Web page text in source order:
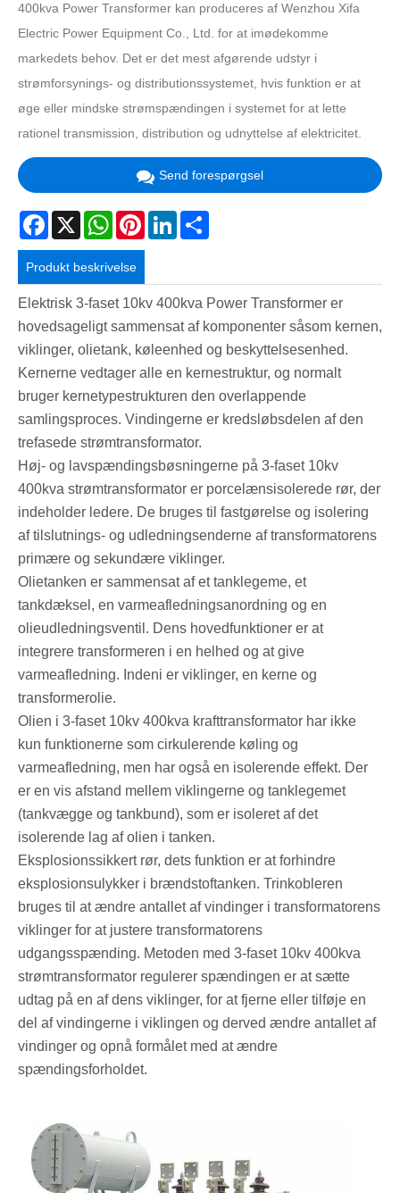
400kva Power Transformer kan produceres af Wenzhou Xifa
Electric Power Equipment Co., Ltd. for at imødekomme
markedets behov. Det er det mest afgørende udstyr i
strømforsynings- og distributionssystemet, hvis funktion er at
øge eller mindske strømspændingen i systemet for at lette
rationel transmission, distribution og udnyttelse af elektricitet.
Send forespørgsel
Facebook
X WhatsAppPinterestLinkedIn
Produkt beskrivelse
Elektrisk 3-faset 10kv 400kva Power Transformer er
hovedsageligt sammensat af komponenter såsom kernen,
viklinger, olietank, køleenhed og beskyttelsesenhed.
Kernerne vedtager alle en kernestruktur, og normalt
bruger kernetypestrukturen den overlappende
samlingsproces. Vindingerne er kredsløbsdelen af ​​den
trefasede strømtransformator.
Høj- og lavspændingsbøsningerne på 3-faset 10kv
400kva strømtransformator er porcelænsisolerede rør, der
indeholder ledere. De bruges til fastgørelse og isolering
af tilslutnings- og udledningsenderne af transformatorens
primære og sekundære viklinger.
Olietanken er sammensat af et tanklegeme, et
tankdæksel, en varmeafledningsanordning og en
olieudledningsventil. Dens hovedfunktioner er at
integrere transformeren i en helhed og at give
varmeafledning. Indeni er viklinger, en kerne og
transformerolie.
Olien i 3-faset 10kv 400kva krafttransformator har ikke
kun funktionerne som cirkulerende køling og
varmeafledning, men har også en isolerende effekt. Der
er en vis afstand mellem viklingerne og tanklegemet
(tankvægge og tankbund), som er isoleret af det
isolerende lag af olien i tanken.
Eksplosionssikkert rør, dets funktion er at forhindre
eksplosionsulykker i brændstoftanken. Trinkobleren
bruges til at ændre antallet af vindinger i transformatorens
viklinger for at justere transformatorens
udgangsspænding. Metoden med 3-faset 10kv 400kva
strømtransformator regulerer spændingen er at sætte
udtag på en af ​​dens viklinger, for at fjerne eller tilføje en
del af vindingerne i viklingen og derved ændre antallet af
vindinger og opnå formålet med at ændre
spændingsforholdet.